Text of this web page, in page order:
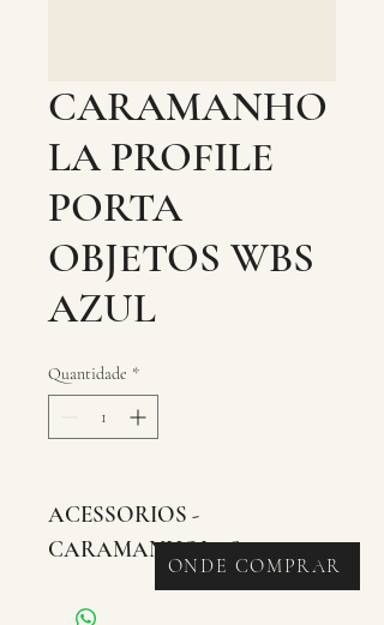
CARAMANHO
LA PROFILE
PORTA
OBJETOS WBS
AZUL
Quantidade *
ACESSORIOS -
CARAMANHOLAS
ONDE COMPRAR